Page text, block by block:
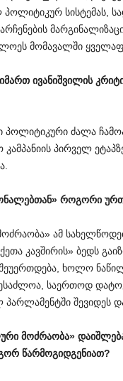
სისტემას,
მომავალში
ივანიშვილის
პოლიტიკური ძალა
პირველ
» როგორი
ამ
კავშირის» ბედს
ხოლო
შესაძლოა, საერთოდ
პარლამენტში შევიდეს
მოძრაობა»
წარმოგიდგენიათ?